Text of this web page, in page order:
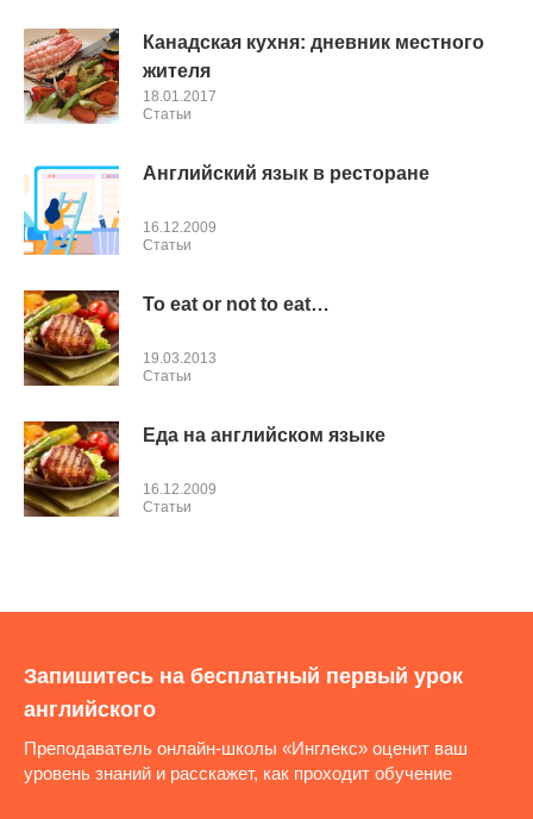
Канадская кухня: дневник местного
жителя
18.01.2017
Cтатьи
Английский язык в ресторане
16.12.2009
Cтатьи
To eat or not to eat…
19.03.2013
Cтатьи
Еда на английском языке
16.12.2009
Cтатьи
Запишитесь на бесплатный первый урок
английского
Преподаватель онлайн-школы «Инглекс» оценит ваш
уровень знаний и расскажет, как проходит обучение